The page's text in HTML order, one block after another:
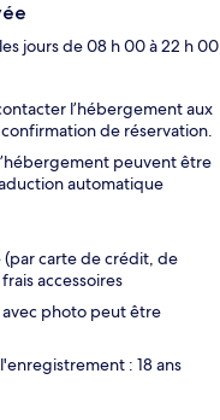
jours de 08 h 00 à 22 h 00
l’hébergement aux
de réservation.
peuvent être
automatique
carte de crédit, de
accessoires
photo peut être
: 18 ans